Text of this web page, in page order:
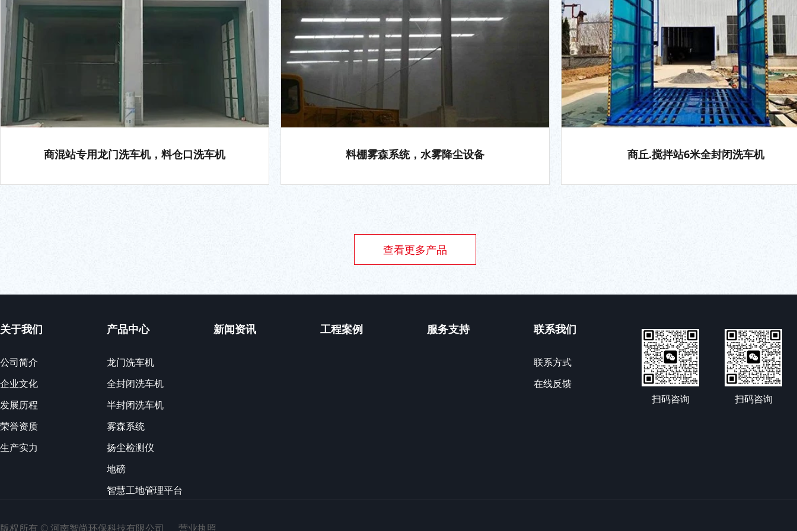
商混站专用龙门洗车机，料仓口洗车机 料棚雾森系统，水雾降尘设备 商丘.搅拌站6米全封闭洗车机
查看更多产品
关于我们
公司简介
企业文化
发展历程
荣誉资质
生产实力
产品中心
龙门洗车机
全封闭洗车机
半封闭洗车机
雾森系统
扬尘检测仪
地磅
智慧工地管理平台
新闻资讯 工程案例 服务支持 联系我们
联系方式
在线反馈
扫码咨询
扫码咨询
版权所有 ©河南智尚环保科技有限公司 营业执照